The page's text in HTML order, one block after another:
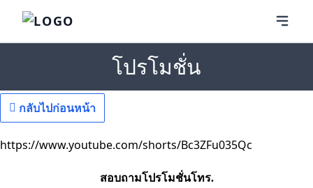
โปรโมชั่น
กลับไปก่อนหน้า
https://www.youtube.com/shorts/Bc3ZFu035Qc
สอบถามโปรโมชั่นโทร.